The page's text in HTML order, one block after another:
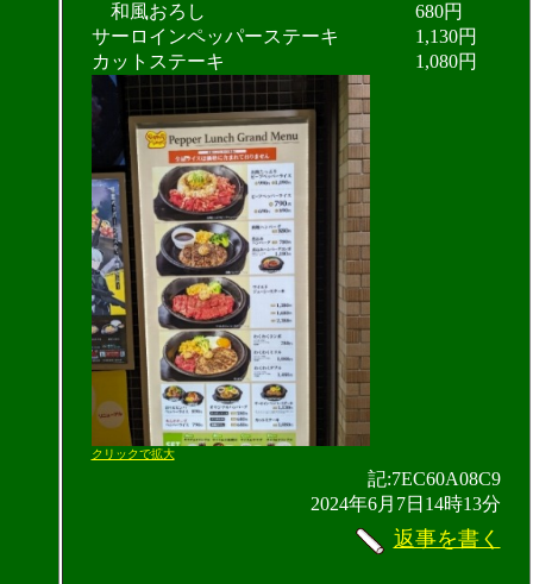
和風おろし 680円
サーロインペッパーステーキ 1,130円
カットステーキ 1,080円
クリックで拡大
記:7EC60A08C9
2024年6月7日14時13分
返事を書く